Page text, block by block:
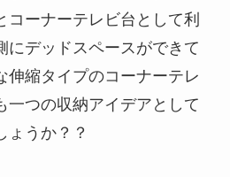
コーナーテレビ台として利
にデッドスペースができて
伸縮タイプのコーナーテレ
一つの収納アイデアとして
ょうか？？